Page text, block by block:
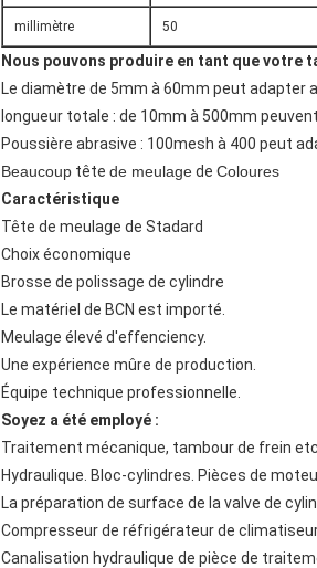
millimètre 50
Nous pouvons produire en tant que votre
Le diamètre de 5mm à 60mm peut adapter
longueur totale : de 10mm à 500mm
Poussière abrasive : 100mesh à 400 peut
Beaucoup tête de meulagede Coloures
Caractéristique
Tête de meulage de Stadard
Choix économique
Brosse de polissage de cylindre
Le matériel de BCN est importé.
Meulage élevé d'effenciency.
Une expérience mûre de production.
Équipe technique professionnelle.
Soyez a été employé :
Traitement mécanique, tambour de frein etc.
Hydraulique. Bloc-cylindres. Pièces de
La préparation de surface de la valve de
Compresseur de réfrigérateur de
Canalisation hydraulique de pièce de